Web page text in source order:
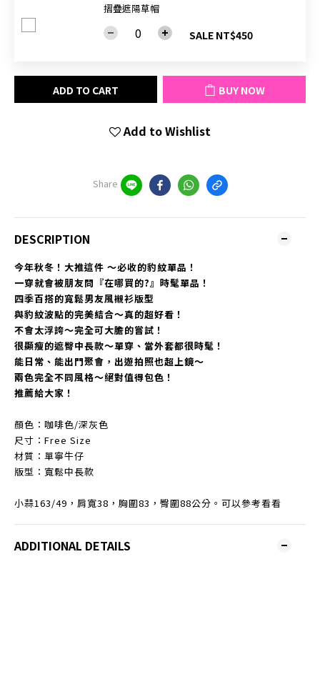
摺疊遮陽草帽
SALE NT$450
ADD TO CART BUY NOW
Add to Wishlist
Share
DESCRIPTION
今年秋冬！大推這件 ～必收的豹紋單品！
一穿就會被朋友問『在哪買的?』時髦單品！
四季百搭的寬鬆男友風襯衫版型
與豹紋波點的完美結合～真的超好看！
不會太浮誇～完全可大膽的嘗試！
很顯瘦的遮臀中長款～單穿、當外套都很時髦！
能日常、能出門聚會，出遊拍照也超上鏡～
兩色完全不同風格～絕對值得包色！
推薦給大家！
顏色：咖啡色/深灰色
尺寸：Free Size
材質：單寧牛仔
版型：寬鬆中長款
小蒜163/49，肩寬38，胸圍83，臀圍88公分。可以參考看看
ADDITIONAL DETAILS